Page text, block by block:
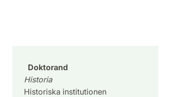
Doktorand
Historia
Historiska institutionen